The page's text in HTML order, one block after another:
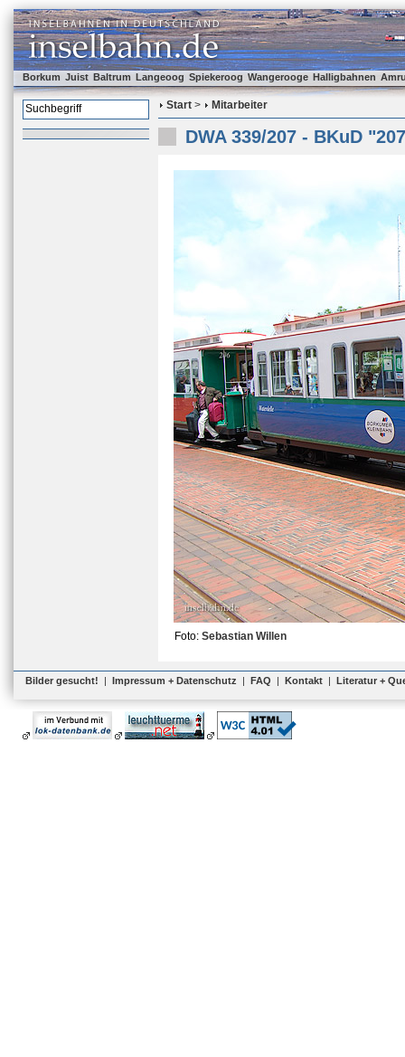
Borkum Juist Baltrum Langeoog Spiekeroog Wangerooge Halligbahnen
Start > Mitarbeiter
DWA 339/207 - BKuD
Foto: Sebastian Willen
Bilder gesucht! | Impressum + Datenschutz | FAQ | Kontakt | Literatur +